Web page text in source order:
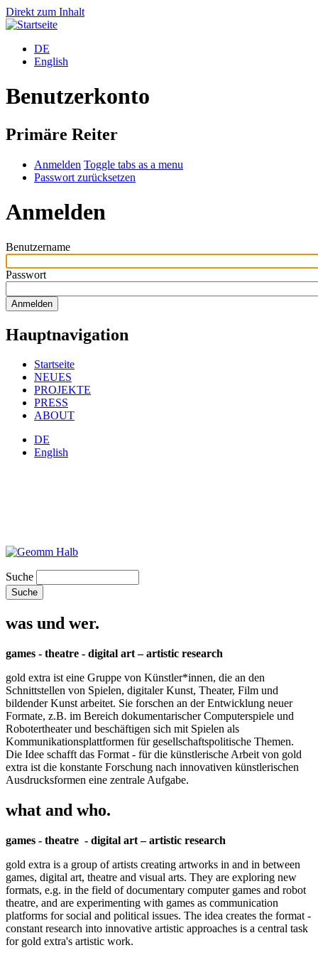
Direkt zum Inhalt
DE
English
Benutzerkonto
Primäre Reiter
Anmelden Toggle tabs as a menu
Passwort zurücksetzen
Anmelden
Benutzername
Passwort
Hauptnavigation
Startseite
NEUES
PROJEKTE
PRESS
ABOUT
DE
English
Suche
was und wer.
games - theatre - digital art – artistic research
gold extra ist eine Gruppe von Künstler*innen, die an den
Schnittstellen von Spielen, digitaler Kunst, Theater, Film und
bildender Kunst arbeitet. Sie forschen an der Entwicklung neuer
Formate, z.B. im Bereich dokumentarischer Computerspiele und
Robotertheater und beschäftigen sich mit Spielen als
Kommunikationsplattformen für gesellschaftspolitische Themen.
Die Idee schafft das Format - für die künstlerische Arbeit von gold
extra ist die konstante Forschung nach innovativen künstlerischen
Ausdrucksformen eine zentrale Aufgabe.
what and who.
games - theatre - digital art – artistic research
gold extra is a group of artists creating artworks in and in between
games, digital art, theatre and visual arts. They are exploring new
formats, e.g. in the field of documentary computer games and robot
theatre, and are experimenting with games as communication
platforms for social and political issues. The idea creates the format -
constant research into innovative artistic approaches is a central task
for gold extra's artistic work.